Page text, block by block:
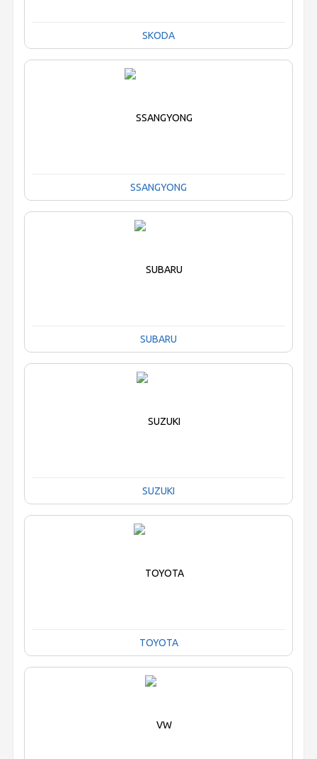
SKODA
SSANGYONG
SUBARU
SUZUKI
TOYOTA